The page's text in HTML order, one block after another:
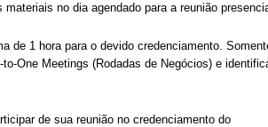
no dia agendado para a reunião
de 1 hora para o devido credenciamento.
One Meetings (Rodadas de Negócios) e
de sua reunião no credenciamento do